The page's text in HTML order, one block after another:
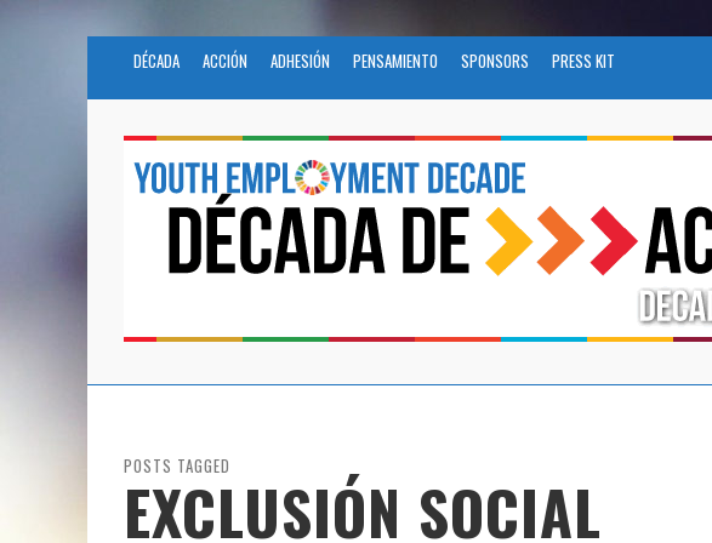
DÉCADA ACCIÓN ADHESIÓN PENSAMIENTO SPONSORS PRESS KIT
POSTS TAGGED
EXCLUSIÓN SOCIAL